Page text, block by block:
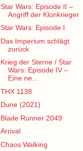
Star Wars: Episode II –
Angriff der Klonkrieger
Star Wars: Episode I
Das Imperium schlägt
zurück
Krieg der Sterne / Star
Wars: Episode IV –
Eine ne...
THX 1138
Dune (2021)
Blade Runner 2049
Arrival
Chaos Walking